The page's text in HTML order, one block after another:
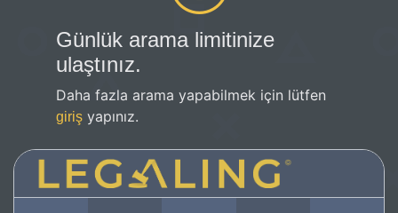
Günlük arama limitinize
ulaştınız.
Daha fazla arama yapabilmek için lütfen
giriş yapınız.